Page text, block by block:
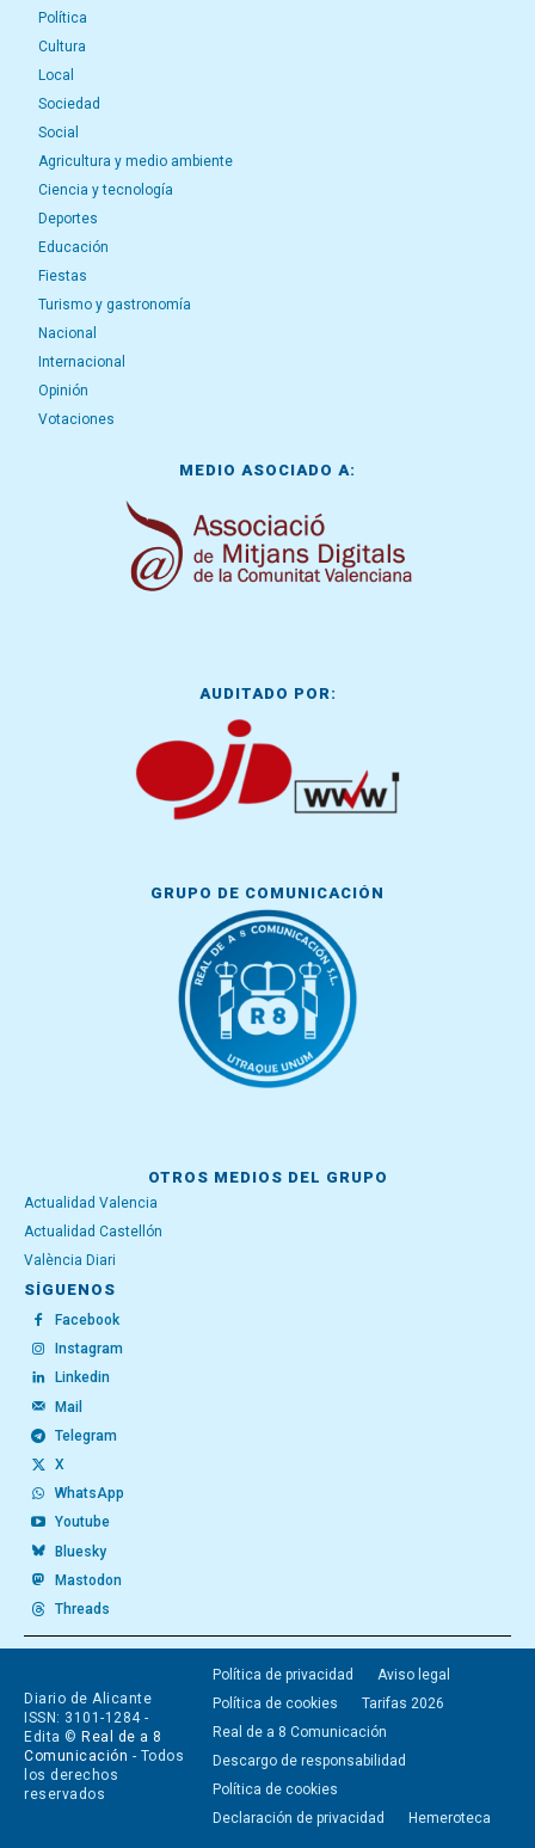
Política
Cultura
Local
Sociedad
Social
Agricultura y medio ambiente
Ciencia y tecnología
Deportes
Educación
Fiestas
Turismo y gastronomía
Nacional
Internacional
Opinión
Votaciones
MEDIO ASOCIADO A:
AUDITADO POR:
GRUPO DE COMUNICACIÓN
OTROS MEDIOS DEL GRUPO
Actualidad Valencia
Actualidad Castellón
València Diari
SÍGUENOS
Facebook
Instagram
Linkedin
Mail
Telegram
X
WhatsApp
Youtube
Bluesky
Mastodon
Threads
Diario de Alicante
ISSN: 3101-1284 -
Edita © Real de a 8
Comunicación - Todos
los derechos
reservados
Política de privacidad
Aviso legal
Política de cookies
Tarifas 2026
Real de a 8 Comunicación
Descargo de responsabilidad
Política de cookies
Declaración de privacidad
Hemeroteca